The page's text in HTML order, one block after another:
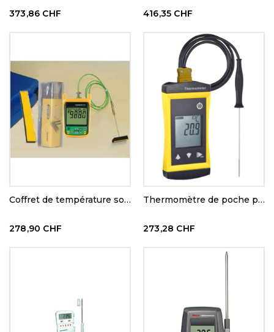
373,86 CHF 416,35 CHF
Coffret de température sous vide
278,90 CHF
Thermomètre de poche pour l'asphalte - K 110
273,28 CHF